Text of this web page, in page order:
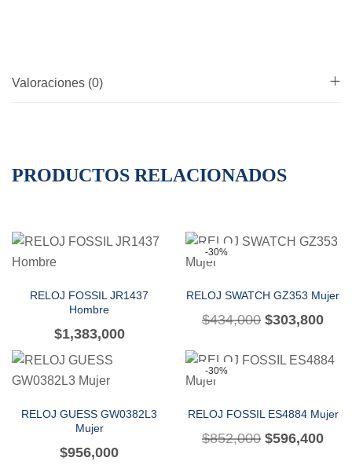
Valoraciones (0)
PRODUCTOS RELACIONADOS
RELOJ FOSSIL JR1437
Hombre
$1,383,000
-30%
RELOJ SWATCH GZ353 Mujer
$434,000 $303,800
RELOJ GUESS GW0382L3
Mujer
$956,000
-30%
RELOJ FOSSIL ES4884 Mujer
$852,000 $596,400